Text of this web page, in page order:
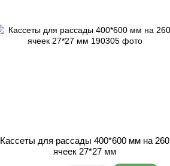
Кассеты для рассады 400*600 мм на 260
ячеек 27*27 мм